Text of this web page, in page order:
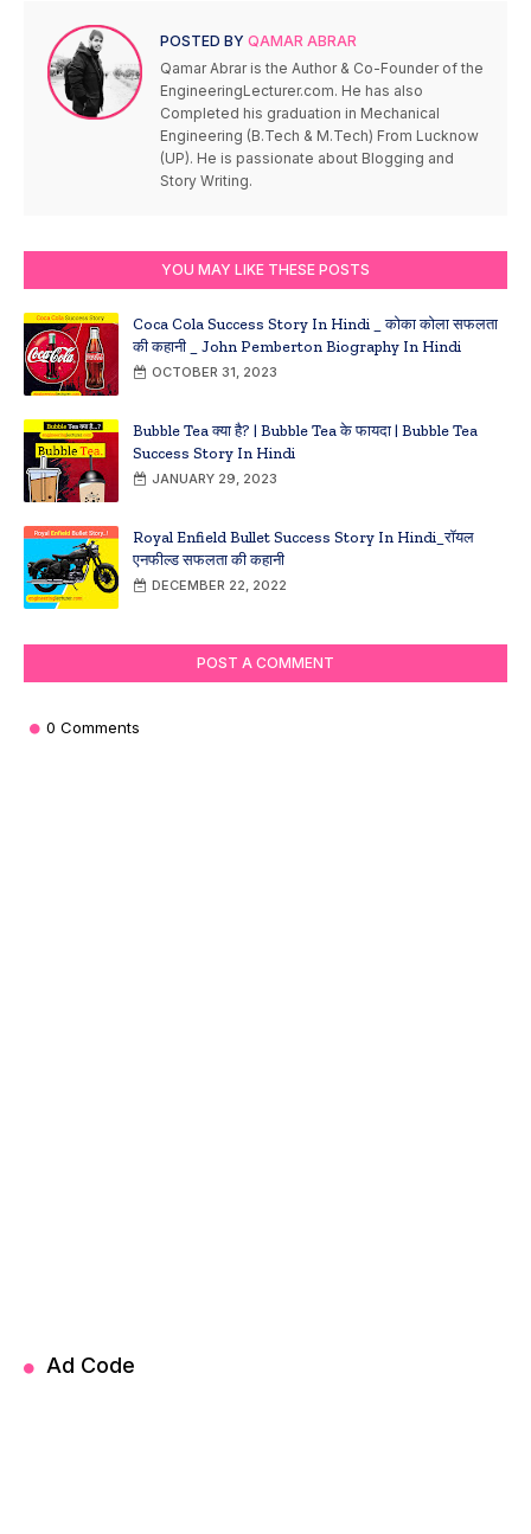
POSTED BY QAMAR ABRAR
Qamar Abrar is the Author & Co-Founder of the
EngineeringLecturer.com. He has also
Completed his graduation in Mechanical
Engineering (B.Tech & M.Tech) From Lucknow
(UP). He is passionate about Blogging and
Story Writing.
YOU MAY LIKE THESE POSTS
Coca Cola Success Story In Hindi _ कोका कोला सफलता
की कहानी _ John Pemberton Biography In Hindi
OCTOBER 31, 2023
Bubble Tea क्या है? | Bubble Tea के फायदा | Bubble Tea
Success Story In Hindi
JANUARY 29, 2023
Royal Enfield Bullet Success Story In Hindi_रॉयल
एनफील्ड सफलता की कहानी
DECEMBER 22, 2022
POST A COMMENT
0 Comments
Ad Code